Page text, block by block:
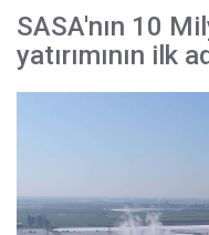
SASA'nın 10
yatırımının ilk